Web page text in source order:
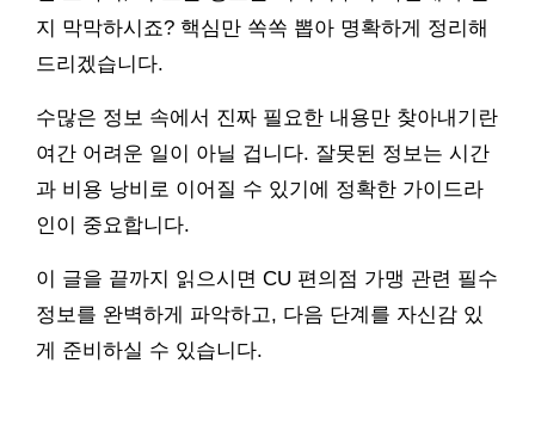
지 막막하시죠? 핵심만 쏙쏙 뽑아 명확하게 정리해
드리겠습니다.
수많은 정보 속에서 진짜 필요한 내용만 찾아내기란
여간 어려운 일이 아닐 겁니다. 잘못된 정보는 시간
과 비용 낭비로 이어질 수 있기에 정확한 가이드라
인이 중요합니다.
이 글을 끝까지 읽으시면 CU 편의점 가맹 관련 필수
정보를 완벽하게 파악하고, 다음 단계를 자신감 있
게 준비하실 수 있습니다.